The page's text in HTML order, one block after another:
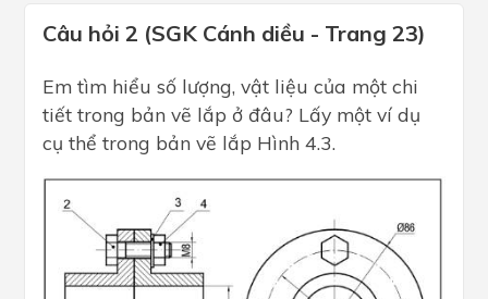
Câu hỏi 2 (SGK Cánh diều - Trang 23)
Em tìm hiểu số lượng, vật liệu của một chi
tiết trong bản vẽ lắp ở đâu? Lấy một ví dụ
cụ thể trong bản vẽ lắp Hình 4.3.